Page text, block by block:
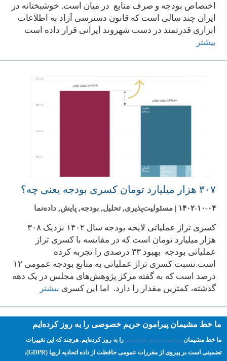
اختصاص بودجه و صرف منابع در میان است. خوشبختانه در
ایران چند سالی است که قانون دسترسی آزاد به اطلاعات
ابزاری قدرتمند در دست شهروند ایرانی قرار داده است
بیشتر
۳۰۷ هزار میلیارد تومان کسری بودجه یعنی چه؟
۱۴۰۲-۱۰-۰۴ |مسئولیت‌پذیری,تحلیل,بودجه,پایش,داده‌نما
کسری تراز عملیاتی لایحه بودجه سال ۱۴۰۲ نزدیک ۳۰۸
هزار میلیارد تومان است که در مقایسه با کسری تراز
عملیاتی بودجه بهبود ۳۳ درصدی را تجربه کرده
است.نسبت کسری تراز عملیاتی به منابع بودجه عمومی ۱۲
درصد است که به گفته مرکز پژوهش‌های مجلس در یک دهه
گذشته، کمترین مقدار را دارد. اما این کسری بیشتر
Pagination
First
« اول
Previous
صفحه صفحه صفحه
جاری
صفحهصفحه۷ صفحه۸
…
Next
››
Last
قبلی »
ما خط مشیمان پیرامون حریم خصوصی را به روز کرده‌ایم
ما خط مشیمانپیرامون حریم خصوصی را به روز کرده‌ایم. هرچند که این تغییرات
تضمینی است بر پیروی از مقررات عمومی حافظت از داده اتحادیه اروپا (GDPR)،‌